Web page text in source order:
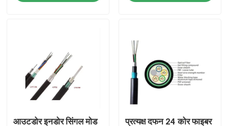
आउटडोर फाइबर ऑप्टिक केबल
इंडोर फाइबर ऑप्टिक केबल
फाइबर ऑप्टिक केबल
आउटडोर इनडोर सिंगल मोड प्रत्यक्ष दफन 24 कोर फाइबर